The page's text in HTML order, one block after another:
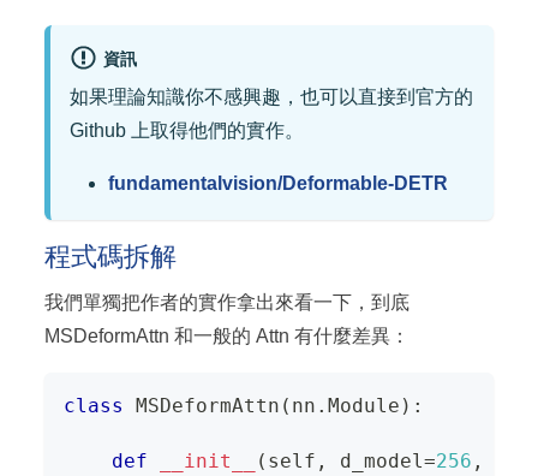
資訊
如果理論知識你不感興趣，也可以直接到官方的
Github 上取得他們的實作。
fundamentalvision/Deformable-DETR
程式碼拆解
我們單獨把作者的實作拿出來看一下，到底
MSDeformAttn 和一般的 Attn 有什麼差異：
class MSDeformAttn ( nn . Module ) :
def __init__ ( self , d_model=256 ,